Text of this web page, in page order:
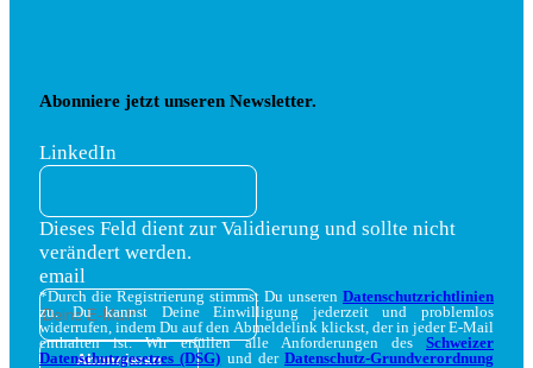
Abonniere jetzt unseren Newsletter.
LinkedIn
Dieses Feld dient zur Validierung und sollte nicht
verändert werden.
email
*Durch die Registrierung stimmst Du unseren Datenschutzrichtlinien
zu. Du kannst Deine Einwilligung jederzeit und problemlos
widerrufen, indem Du auf den Abmeldelink klickst, der in jeder E-Mail
enthalten ist. Wir erfüllen alle Anforderungen des Schweizer
Datenschutzgesetzes (DSG) und der Datenschutz-Grundverordnung